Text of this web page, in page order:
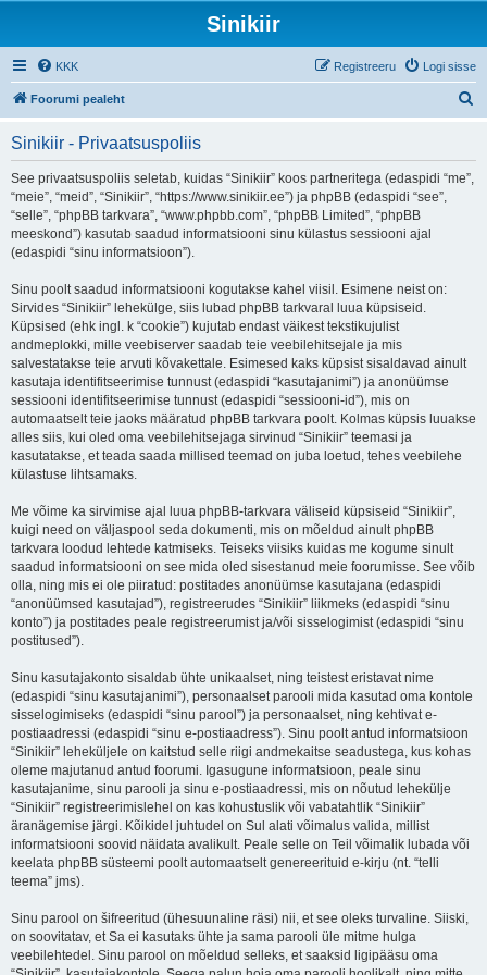
Sinikiir
KKK Logi sisse
Registreeru
Foorumi pealeht
Sinikiir - Privaatsuspoliis
See privaatsuspoliis seletab, kuidas “Sinikiir” koos partneritega (edaspidi “me”,
“meie”, “meid”, “Sinikiir”, “https://www.sinikiir.ee”) ja phpBB (edaspidi “see”,
“selle”, “phpBB tarkvara”, “www.phpbb.com”, “phpBB Limited”, “phpBB
meeskond”) kasutab saadud informatsiooni sinu külastus sessiooni ajal
(edaspidi “sinu informatsioon”).
Sinu poolt saadud informatsiooni kogutakse kahel viisil. Esimene neist on:
Sirvides “Sinikiir” lehekülge, siis lubad phpBB tarkvaral luua küpsiseid.
Küpsised (ehk ingl. k “cookie”) kujutab endast väikest tekstikujulist
andmeplokki, mille veebiserver saadab teie veebilehitsejale ja mis
salvestatakse teie arvuti kõvakettale. Esimesed kaks küpsist sisaldavad ainult
kasutaja identifitseerimise tunnust (edaspidi “kasutajanimi”) ja anonüümse
sessiooni identifitseerimise tunnust (edaspidi “sessiooni-id”), mis on
automaatselt teie jaoks määratud phpBB tarkvara poolt. Kolmas küpsis luuakse
alles siis, kui oled oma veebilehitsejaga sirvinud “Sinikiir” teemasi ja
kasutatakse, et teada saada millised teemad on juba loetud, tehes veebilehe
külastuse lihtsamaks.
Me võime ka sirvimise ajal luua phpBB-tarkvara väliseid küpsiseid “Sinikiir”,
kuigi need on väljaspool seda dokumenti, mis on mõeldud ainult phpBB
tarkvara loodud lehtede katmiseks. Teiseks viisiks kuidas me kogume sinult
saadud informatsiooni on see mida oled sisestanud meie foorumisse. See võib
olla, ning mis ei ole piiratud: postitades anonüümse kasutajana (edaspidi
“anonüümsed kasutajad”), registreerudes “Sinikiir” liikmeks (edaspidi “sinu
konto”) ja postitades peale registreerumist ja/või sisselogimist (edaspidi “sinu
postitused”).
Sinu kasutajakonto sisaldab ühte unikaalset, ning teistest eristavat nime
(edaspidi “sinu kasutajanimi”), personaalset parooli mida kasutad oma kontole
sisselogimiseks (edaspidi “sinu parool”) ja personaalset, ning kehtivat e-
postiaadressi (edaspidi “sinu e-postiaadress”). Sinu poolt antud informatsioon
“Sinikiir” leheküljele on kaitstud selle riigi andmekaitse seadustega, kus kohas
oleme majutanud antud foorumi. Igasugune informatsioon, peale sinu
kasutajanime, sinu parooli ja sinu e-postiaadressi, mis on nõutud lehekülje
“Sinikiir” registreerimislehel on kas kohustuslik või vabatahtlik “Sinikiir”
äranägemise järgi. Kõikidel juhtudel on Sul alati võimalus valida, millist
informatsiooni soovid näidata avalikult. Peale selle on Teil võimalik lubada või
keelata phpBB süsteemi poolt automaatselt genereerituid e-kirju (nt. “telli
teema” jms).
Sinu parool on šifreeritud (ühesuunaline räsi) nii, et see oleks turvaline. Siiski,
on soovitatav, et Sa ei kasutaks ühte ja sama parooli üle mitme hulga
veebilehtedel. Sinu parool on mõeldud selleks, et saaksid ligipääsu oma